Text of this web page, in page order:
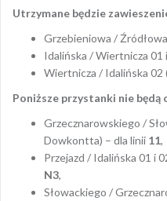
Utrzymane będzie
Grzebieniowa /
Idalińska / Wiertnicza 01
Wiertnicza / Idalińska 02
Poniższe przystanki nie będą
Grzecznarowskiego /
Dowkontta) – dla linii 11,
Przejazd / Idalińska 01 i
N3,
Słowackiego /